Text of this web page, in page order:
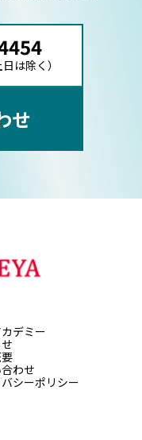
は除く）
せ
デミー
わせ
シーポリシー